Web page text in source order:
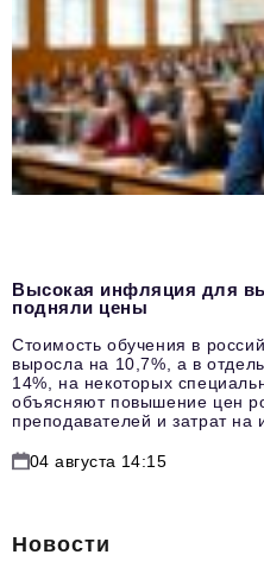
Высокая инфляция для
подняли цены
Стоимость обучения в
выросла на 10,7%, а в
14%, на некоторых
объясняют повышение цен
преподавателей и затрат на
04 августа 14:15
Новости